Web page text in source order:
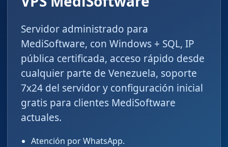
Servidor administrado para
MediSoftware, con Windows + SQL, IP
pública certificada, acceso rápido desde
cualquier parte de Venezuela, soporte
7x24 del servidor y configuración inicial
gratis para clientes MediSoftware
actuales.
Atención por WhatsApp.